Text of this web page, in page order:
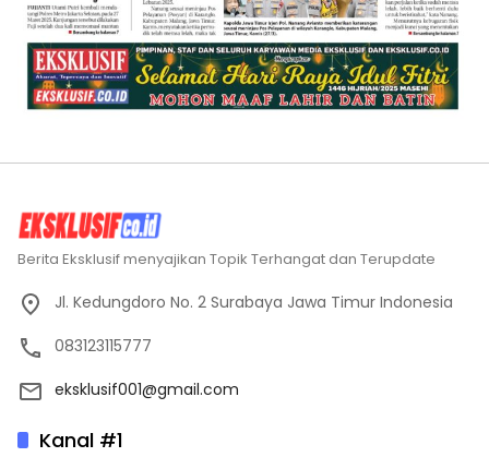
Berita Eksklusif menyajikan Topik Terhangat dan Terupdate
Jl. Kedungdoro No. 2 Surabaya Jawa Timur Indonesia
083123115777
eksklusif001@gmail.com
Kanal #1